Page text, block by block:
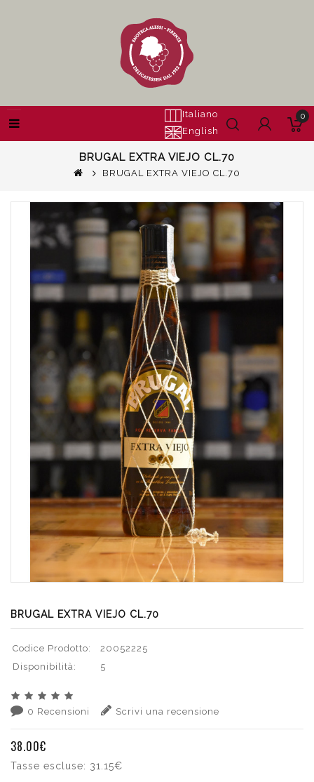
Italiano
English
0
BRUGAL EXTRA VIEJO CL.70
BRUGAL EXTRA VIEJO CL.70
BRUGAL EXTRA VIEJO CL.70
Codice Prodotto:
20052225
Disponibilità:
5
0 Recensioni Scrivi una recensione
38.00€
Tasse escluse: 31.15€